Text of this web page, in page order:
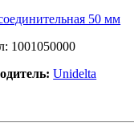
50 мм
1001050000
Unidelta